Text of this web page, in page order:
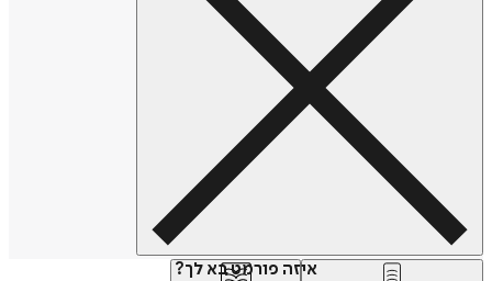
איזה פורמט בא לך?